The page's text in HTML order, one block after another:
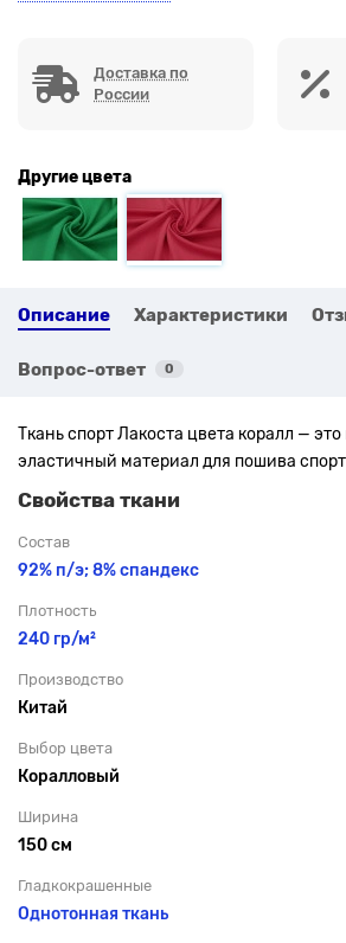
Доставка по
России
Другие цвета
Описание Характеристики
Вопрос-ответ 0
Ткань спорт Лакоста цвета коралл — это
эластичный материал для пошива
Свойства ткани
Состав
92% п/э; 8% спандекс
Плотность
240 гр/м²
Производство
Китай
Выбор цвета
Коралловый
Ширина
150 см
Гладкокрашенные
Однотонная ткань